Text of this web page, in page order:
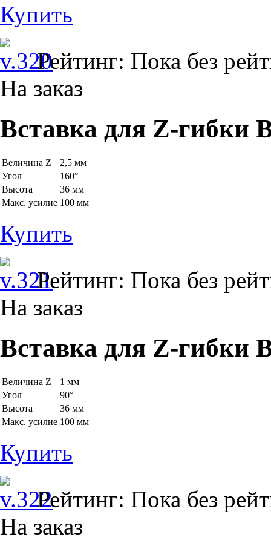
Купить
Рейтинг: Пока без
На заказ
Вставка для Z-гибки
Величина Z
2,5 мм
Угол
160°
Высота
36 мм
Макс. усилие 100 мм
Купить
Рейтинг: Пока без
На заказ
Вставка для Z-гибки
Величина Z
1 мм
Угол
90°
Высота
36 мм
Макс. усилие 100 мм
Купить
Рейтинг: Пока без
На заказ